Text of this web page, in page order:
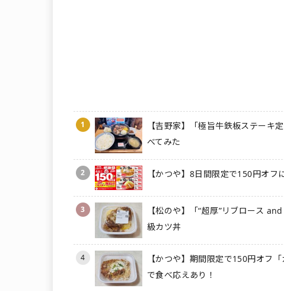
1
【吉野家】「極旨牛鉄板ステーキ
べてみた
2 【かつや】8日間限定で150円オフ
3
【松のや】「“超厚”リブロース
級カツ丼
4
【かつや】期間限定で150円オフ
で食べ応えあり！